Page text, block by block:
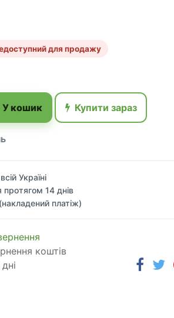
для продажу
У кошик Купити зараз
Україні
протягом 14 днів
платіж)
коштів